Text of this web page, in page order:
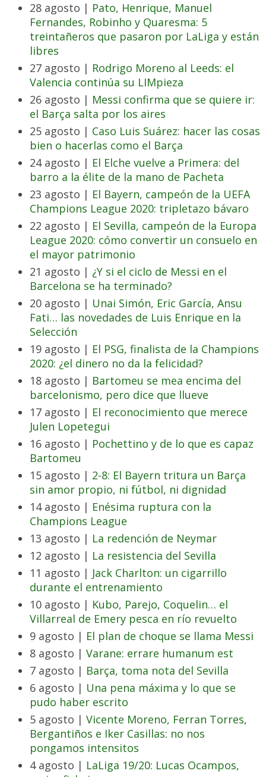
28 agosto | Pato, Henrique, Manuel
Fernandes, Robinho y Quaresma: 5
treintañeros que pasaron por LaLiga y están
libres
27 agosto | Rodrigo Moreno al Leeds: el
Valencia continúa su LIMpieza
26 agosto | Messi confirma que se quiere ir:
el Barça salta por los aires
25 agosto | Caso Luis Suárez: hacer las cosas
bien o hacerlas como el Barça
24 agosto | El Elche vuelve a Primera: del
barro a la élite de la mano de Pacheta
23 agosto | El Bayern, campeón de la UEFA
Champions League 2020: tripletazo bávaro
22 agosto | El Sevilla, campeón de la Europa
League 2020: cómo convertir un consuelo en
el mayor patrimonio
21 agosto | ¿Y si el ciclo de Messi en el
Barcelona se ha terminado?
20 agosto | Unai Simón, Eric García, Ansu
Fati… las novedades de Luis Enrique en la
Selección
19 agosto | El PSG, finalista de la Champions
2020: ¿el dinero no da la felicidad?
18 agosto | Bartomeu se mea encima del
barcelonismo, pero dice que llueve
17 agosto | El reconocimiento que merece
Julen Lopetegui
16 agosto | Pochettino y de lo que es capaz
Bartomeu
15 agosto | 2-8: El Bayern tritura un Barça
sin amor propio, ni fútbol, ni dignidad
14 agosto | Enésima ruptura con la
Champions League
13 agosto | La redención de Neymar
12 agosto | La resistencia del Sevilla
11 agosto | Jack Charlton: un cigarrillo
durante el entrenamiento
10 agosto | Kubo, Parejo, Coquelin… el
Villarreal de Emery pesca en río revuelto
9 agosto | El plan de choque se llama Messi
8 agosto | Varane: errare humanum est
7 agosto | Barça, toma nota del Sevilla
6 agosto | Una pena máxima y lo que se
pudo haber escrito
5 agosto | Vicente Moreno, Ferran Torres,
Bergantiños e Iker Casillas: no nos
pongamos intensitos
4 agosto | LaLiga 19/20: Lucas Ocampos,